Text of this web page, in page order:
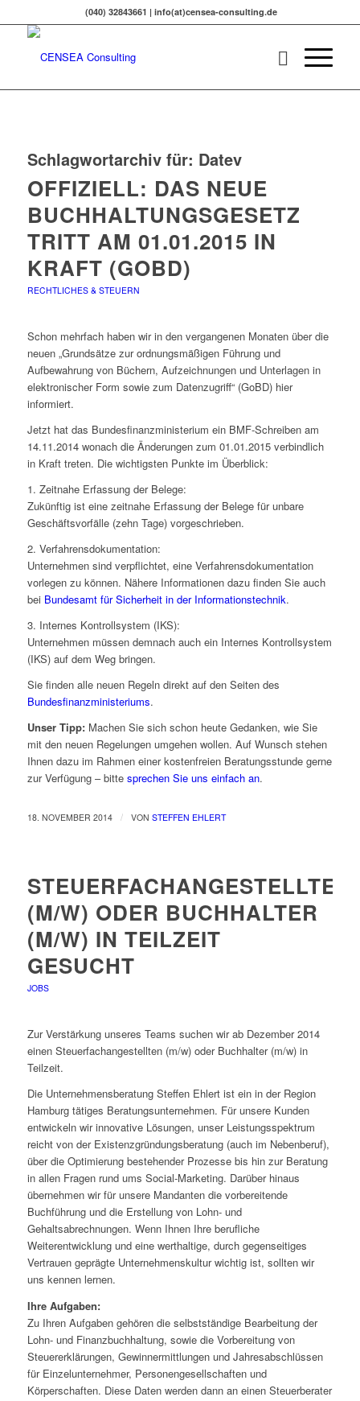
(040) 32843661 | info(at)censea-consulting.de
Schlagwortarchiv für: Datev
OFFIZIELL: DAS NEUE
BUCHHALTUNGSGESETZ
TRITT AM 01.01.2015 IN
KRAFT (GOBD)
RECHTLICHES & STEUERN
Schon mehrfach haben wir in den vergangenen Monaten über die
neuen „Grundsätze zur ordnungsmäßigen Führung und
Aufbewahrung von Büchern, Aufzeichnungen und Unterlagen in
elektronischer Form sowie zum Datenzugriff“ (GoBD) hier
informiert.
Jetzt hat das Bundesfinanzministerium ein BMF-Schreiben am
14.11.2014 wonach die Änderungen zum 01.01.2015 verbindlich
in Kraft treten. Die wichtigsten Punkte im Überblick:
1. Zeitnahe Erfassung der Belege:
Zukünftig ist eine zeitnahe Erfassung der Belege für unbare
Geschäftsvorfälle (zehn Tage) vorgeschrieben.
2. Verfahrensdokumentation:
Unternehmen sind verpflichtet, eine Verfahrensdokumentation
vorlegen zu können. Nähere Informationen dazu finden Sie auch
bei Bundesamt für Sicherheit in der Informationstechnik.
3. Internes Kontrollsystem (IKS):
Unternehmen müssen demnach auch ein Internes Kontrollsystem
(IKS) auf dem Weg bringen.
Sie finden alle neuen Regeln direkt auf den Seiten des
Bundesfinanzministeriums.
Unser Tipp:Machen Sie sich schon heute Gedanken, wie Sie
mit den neuen Regelungen umgehen wollen. Auf Wunsch stehen
Ihnen dazu im Rahmen einer kostenfreien Beratungsstunde gerne
zur Verfügung – bitte sprechen Sie uns einfach an.
18. NOVEMBER 2014 / VON STEFFEN EHLERT
STEUERFACHANGESTELLTEN
(M/W) ODER BUCHHALTER
(M/W) IN TEILZEIT
GESUCHT
JOBS
Zur Verstärkung unseres Teams suchen wir ab Dezember 2014
einen Steuerfachangestellten (m/w) oder Buchhalter (m/w) in
Teilzeit.
Die Unternehmensberatung Steffen Ehlert ist ein in der Region
Hamburg tätiges Beratungsunternehmen. Für unsere Kunden
entwickeln wir innovative Lösungen, unser Leistungsspektrum
reicht von der Existenzgründungsberatung (auch im Nebenberuf),
über die Optimierung bestehender Prozesse bis hin zur Beratung
in allen Fragen rund ums Social-Marketing. Darüber hinaus
übernehmen wir für unsere Mandanten die vorbereitende
Buchführung und die Erstellung von Lohn- und
Gehaltsabrechnungen. Wenn Ihnen Ihre berufliche
Weiterentwicklung und eine werthaltige, durch gegenseitiges
Vertrauen geprägte Unternehmenskultur wichtig ist, sollten wir
uns kennen lernen.
Ihre Aufgaben:
Zu Ihren Aufgaben gehören die selbstständige Bearbeitung der
Lohn- und Finanzbuchhaltung, sowie die Vorbereitung von
Steuererklärungen, Gewinnermittlungen und Jahresabschlüssen
für Einzelunternehmer, Personengesellschaften und
Körperschaften. Diese Daten werden dann an einen Steuerberater